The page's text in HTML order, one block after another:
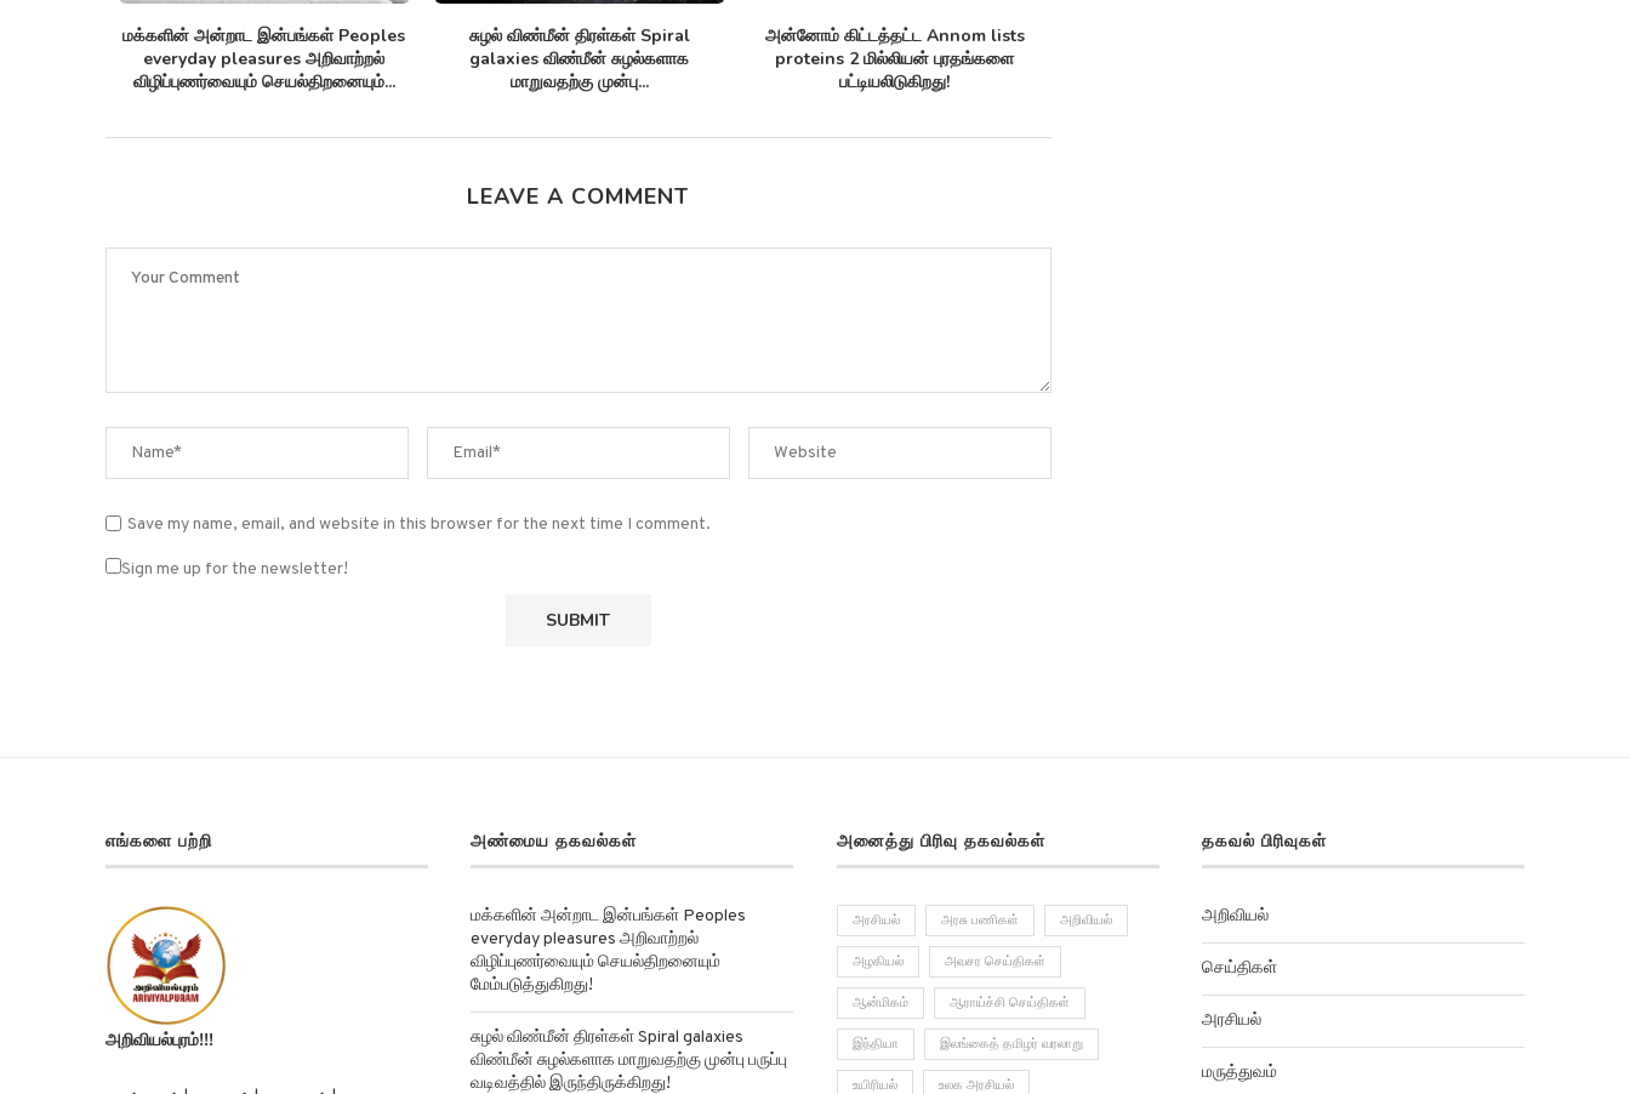
Annom lists
2 மில்லியன் புரதங்களை
ஒரு தொலைத்தொடர்பு கேபிள் Monitor
arctic sea ice ஆர்க்டிக்கில் கடல்...
செயற்கை நுண்ணுயிர் எதிர்ப்பிகள்
Synthetic antibiotics மருந்து-எதிர்ப்பு
சூப்பர்பக்குகளுக்கு எதிராக
செவ்வாய் கிரகத்தில் சாத்தியமான
Climate patterns on mars பருவ
எங்களை பற்றி அண்மைய தகவல்கள்
மக்களின் அன்றாட இன்பங்கள் Peoples
everyday pleasures அறிவாற்றல்
விழிப்புணர்வையும் செயல்திறனையும்
மேம்படுத்துகிறது!
சுழல் விண்மீன் திரள்கள் Spiral galaxies
விண்மீன் சுழல்களாக மாறுவதற்கு முன்பு பருப்பு
அனைத்து பிரிவு தகவல்கள்
அரசியல் அரசு பணிகள் அறிவியல்
அழகியல் அவசர செய்திகள்
ஆன்மிகம் ஆராய்ச்சி செய்திகள்
இந்தியா இலங்கைத் தமிழர் வரலாறு
தகவல் பிரிவுகள்
அறிவியல்
செய்திகள்
அரசியல்